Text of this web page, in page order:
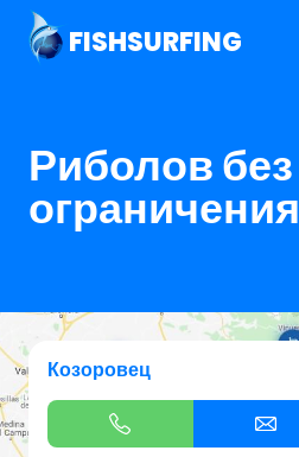
FISHSURFING
Риболов без
ограничения
Козоровец